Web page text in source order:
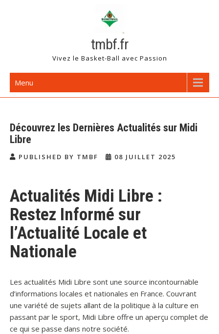
tmbf.fr
Vivez le Basket-Ball avec Passion
Menu
Découvrez les Dernières Actualités sur Midi
Libre
PUBLISHED BY TMBF 08 JUILLET 2025
Actualités Midi Libre :
Restez Informé sur
l’Actualité Locale et
Nationale
Les actualités Midi Libre sont une source incontournable
d’informations locales et nationales en France. Couvrant
une variété de sujets allant de la politique à la culture en
passant par le sport, Midi Libre offre un aperçu complet de
ce qui se passe dans notre société.